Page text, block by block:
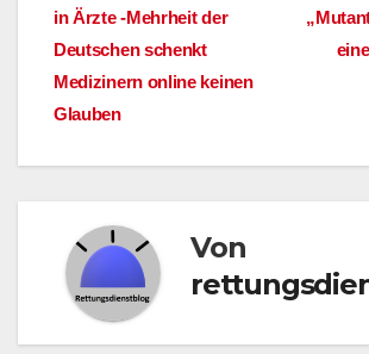
in Ärzte -Mehrheit der
Deutschen schenkt
Medizinern online keinen
Glauben
Von